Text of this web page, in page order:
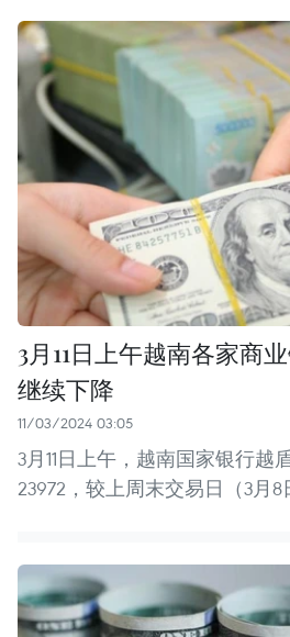
3月11日上午越南各家商
继续下降
11/03/2024 03:05
3月11日上午，越南国家银行越
23972，较上周末交易日（3月8